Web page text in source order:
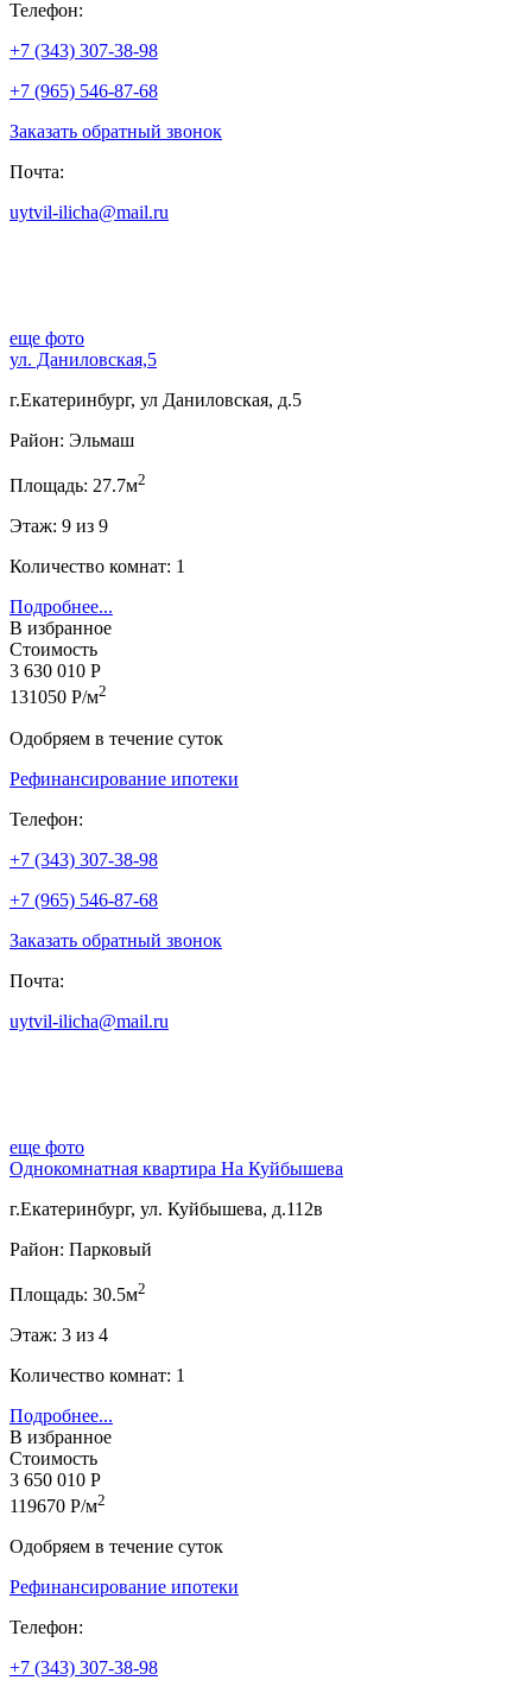
Телефон:
+7 (343) 307-38-98
+7 (965) 546-87-68
Заказать обратный звонок
Почта:
uytvil-ilicha@mail.ru
еще фото
ул. Даниловская,5
г.Екатеринбург, ул Даниловская, д.5
Район: Эльмаш
Площадь: 27.7м2
Этаж: 9 из 9
Количество комнат: 1
Подробнее...
В избранное
Стоимость
3 630 010 Р
131050 Р/м2
Одобряем в течение суток
Рефинансирование ипотеки
Телефон:
+7 (343) 307-38-98
+7 (965) 546-87-68
Заказать обратный звонок
Почта:
uytvil-ilicha@mail.ru
еще фото
Однокомнатная квартира На Куйбышева
г.Екатеринбург, ул. Куйбышева, д.112в
Район: Парковый
Площадь: 30.5м2
Этаж: 3 из 4
Количество комнат: 1
Подробнее...
В избранное
Стоимость
3 650 010 Р
119670 Р/м2
Одобряем в течение суток
Рефинансирование ипотеки
Телефон:
+7 (343) 307-38-98